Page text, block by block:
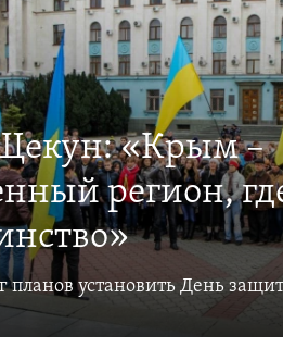
«Крым –
регион,
планов установить День